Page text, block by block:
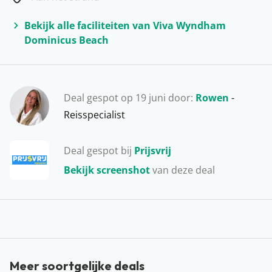
Deal gespot op 19 juni door: Rowen -
Reisspecialist
Deal gespot bij Prijsvrij
Bekijk screenshotvan deze deal
met de scooter de mooiste stranden aan de kust. De
Dominicaanse Republiek staat daarnaast ook bekend
om haar rum, waar de lekkerste cocktails mee gemaakt
hoort de Dominicaanse Republiek thuis op je
bucketlist!
Bekijk alle faciliteiten van Viva Wyndham
Dominicus Beach
Meer soortgelijke deals